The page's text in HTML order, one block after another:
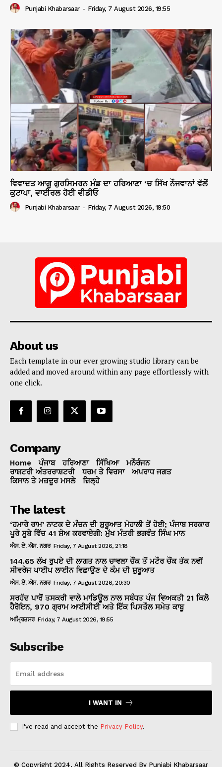
Punjabi Khabarsaar - Friday, 7 August 2026, 19:55
ਵਿਵਾਦਤ ਆਗੂ ਗੁਰਸਿਮਰਨ ਮੰਡ ਦਾ ਹਰਿਆਣਾ ‘ਚ ਸਿੱਖ ਨੌਜਵਾਨਾਂ ਵੱਲੋਂ
ਕੁਟਾਪਾ, ਵਾਈਰਲ ਹੋਈ ਵੀਡੀਓ
Punjabi Khabarsaar - Friday, 7 August 2026, 19:50
About us
Each template in our ever growing studio library can be
added and moved around within any page effortlessly with
one click.
Company
Home ਪੰਜਾਬ ਹਰਿਆਣਾ ਸਿੱਖਿਆ
ਮਨੌਰੰਜਨ
ਰਾਸ਼ਟਰੀ ਅੰਤਰਰਾਸ਼ਟਰੀ
ਧਰਮ ਤੇ ਵਿਰਸਾ
ਅਪਰਾਧ ਜਗਤ
ਕਿਸਾਨ ਤੇ ਮਜ਼ਦੂਰ ਮਸਲੇ
ਜ਼ਿਲ੍ਹੇ
The latest
‘ਹਮਾਰੇ ਰਾਮ’ ਨਾਟਕ ਦੇ ਮੰਚਨ ਦੀ ਸ਼ੁਰੂਆਤ ਮੋਹਾਲੀ ਤੋਂ ਹੋਈ; ਪੰਜਾਬ ਸਰਕਾਰ
ਪੂਰੇ ਸੂਬੇ ਵਿੱਚ 41 ਸ਼ੋਅ ਕਰਵਾਏਗੀ: ਮੁੱਖ ਮੰਤਰੀ ਭਗਵੰਤ ਸਿੰਘ ਮਾਨ
ਐਸ. ਏ. ਐਸ. ਨਗਰ Friday, 7 August 2026, 21:18
144.65 ਲੱਖ ਰੁਪਏ ਦੀ ਲਾਗਤ ਨਾਲ ਚਾਵਲਾ ਚੌਂਕ ਤੋਂ ਮਟੌਰ ਚੌਂਕ ਤੱਕ ਨਵੀਂ
ਸੀਵਰੇਜ ਪਾਈਪ ਲਾਈਨ ਵਿਛਾਉਣ ਦੇ ਕੰਮ ਦੀ ਸ਼ੁਰੂਆਤ
ਐਸ. ਏ. ਐਸ. ਨਗਰ Friday, 7 August 2026, 20:30
ਸਰਹੱਦ ਪਾਰੋਂ ਤਸਕਰੀ ਵਾਲੇ ਮਾਡਿਊਲ ਨਾਲ ਸਬੰਧਤ ਪੰਜ ਵਿਅਕਤੀ 21 ਕਿਲੋ
ਹੈਰੋਇਨ, 970 ਗ੍ਰਾਮ ਆਈਸੀਈ ਅਤੇ ਇੱਕ ਪਿਸਤੌਲ ਸਮੇਤ ਕਾਬੂ
ਅਮ੍ਰਿਤਸਰ Friday, 7 August 2026, 19:55
Subscribe
I WANT IN
I've read and accept the Privacy Policy.
© Copyright 2024, All Rights Reserved By Punjabi Khabarsaar